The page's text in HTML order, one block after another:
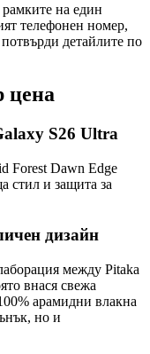
на един
телефонен номер,
детайлите по
цена
S26 Ultra
Forest Dawn Edge
стил и защита за
дизайн
между Pitaka
внася свежа
арамидни влакна
но и